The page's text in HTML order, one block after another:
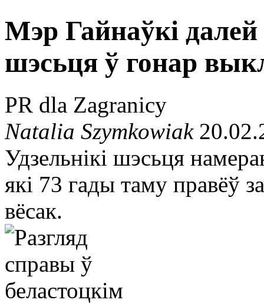
Мэр Гайнаўкі
шэсьця ў гонар
PR dla Zagranicy
Natalia Szymkowiak
Удзельнікі шэсьця
які 73 гады таму правёў
вёсак.